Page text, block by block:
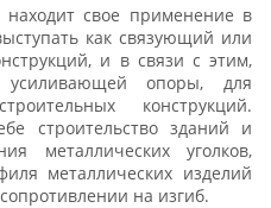
находит свое применение в
как связующий или
и в связи с этим,
усиливающей опоры, для
конструкций.
строительство зданий и
металлических уголков,
металлических изделий
на изгиб.